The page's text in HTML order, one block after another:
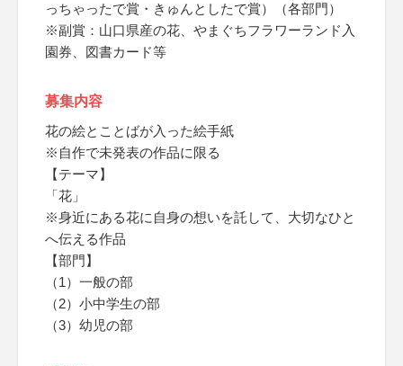
っちゃったで賞・きゅんとしたで賞）（各部門）
※副賞：山口県産の花、やまぐちフラワーランド入
園券、図書カード等
募集内容
花の絵とことばが入った絵手紙
※自作で未発表の作品に限る
【テーマ】
「花」
※身近にある花に自身の想いを託して、大切なひと
へ伝える作品
【部門】
（1）一般の部
（2）小中学生の部
（3）幼児の部